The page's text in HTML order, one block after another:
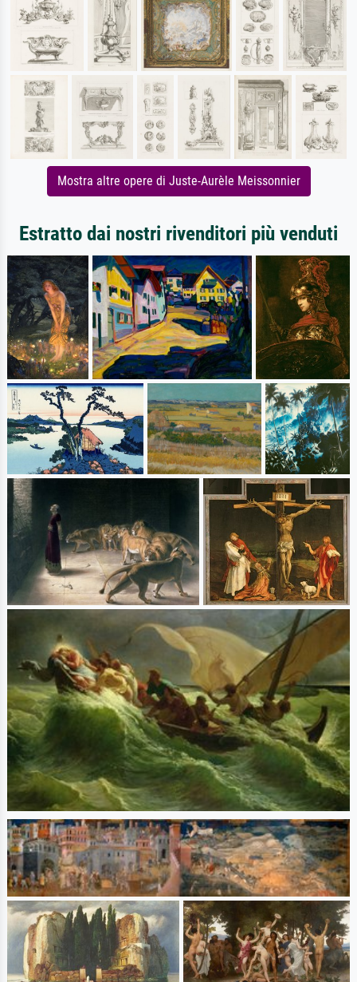
Mostra altre opere di Juste-Aurèle Meissonnier
Estratto dai nostri rivenditori più venduti